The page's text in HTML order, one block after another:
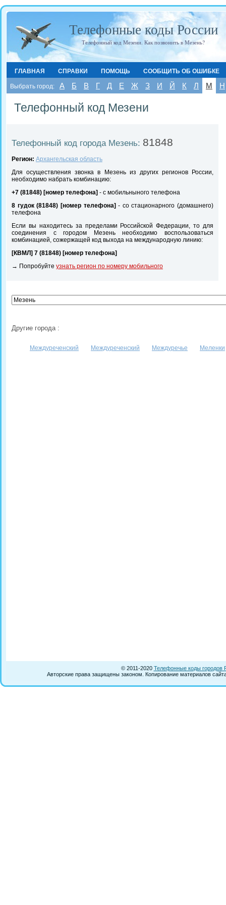
Телефонные коды России
Телефонный код Мезени. Как позвонить в Мезень?
ГЛАВНАЯ СПРАВКИ ПОМОЩЬ СООБЩИТЬ ОБ ОШИБКЕ
Выбрать город: А Б В Г Д Е Ж З И Й К Л М Н
Телефонный код Мезени
Телефонный код города Мезень: 81848
Регион: Архангельская область
Для осуществления звонка в Мезень из других регионов России,
необходимо набрать комбинацию:
+7 (81848) [номер телефона] - с мобильныного телефона
8 гудок (81848) [номер телефона] - со стационарного (домашнего)
телефона
Если вы находитесь за пределами Российской Федерации, то для
соединения с городом Мезень необходимо воспользоваться
комбинацией, сожержащей код выхода на международную линию:
[КВМЛ] 7 (81848) [номер телефона]
→ Попробуйте узнать регион по номеру мобильного
Другие города :
Междуреченский Междуреченский Междуречье Меленки
© 2011-2020 Телефонные коды городов
Авторские права защищены законом. Копирование материалов